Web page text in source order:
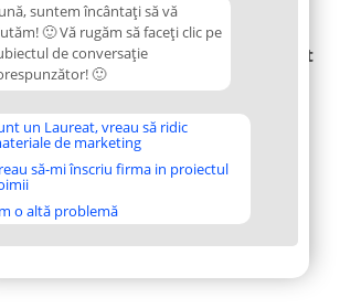
suntem încântați să vă
🙂 Vă rugăm să faceți clic pe
de conversație
🙂
un Laureat, vreau să ridic
de marketing
să-mi înscriu firma in proiectul
o altă problemă
BR SRL
061952
București
36737675
990 492
Plebiscyt
Tuturor
Laureaților
Reguli
confidențialitate
Contact